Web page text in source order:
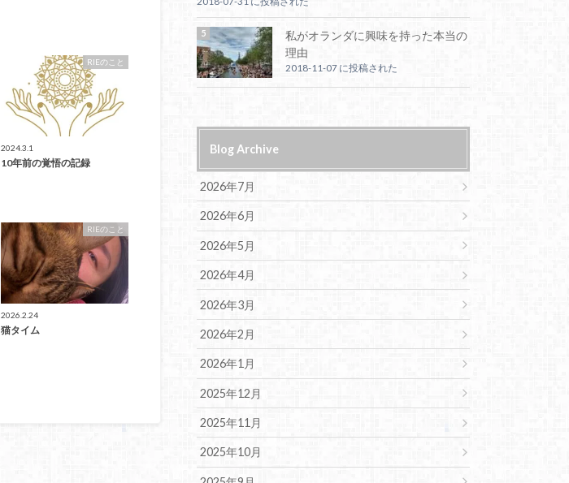
RIEのこと
2024.3.1
10年前の覚悟の記録
RIEのこと
2026.2.24
猫タイム
私がオランダに興味を持った本当の
理由
2018-11-07 に投稿された
Blog Archive
2026年7月
2026年6月
2026年5月
2026年4月
2026年3月
2026年2月
2026年1月
2025年12月
2025年11月
2025年10月